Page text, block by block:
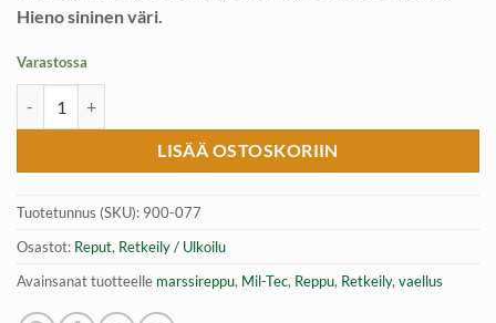
Hieno sininen väri.
Varastossa
LISÄÄ OSTOSKORIIN
Tuotetunnus (SKU): 900-077
Osastot: Reput, Retkeily / Ulkoilu
Avainsanat tuotteelle marssireppu, Mil-Tec, Reppu, Retkeily, vaellus